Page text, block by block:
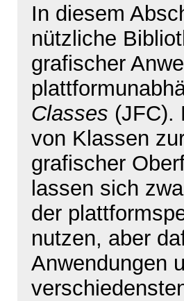
In diesem
nützliche
grafischer
Classes (JFC).
von Klassen
grafischer
lassen sich
der
nutzen, aber
Anwendungen